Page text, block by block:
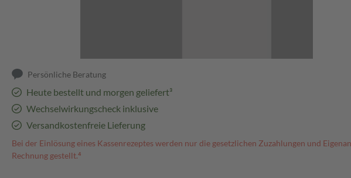
Persönliche Beratung
Heute bestellt und morgen geliefert³
Wechselwirkungscheck inklusive
Versandkostenfreie Lieferung
Bei der Einlösung eines Kassenrezeptes werden nur die gesetzlichen Zuzahlungen und
Rechnung gestellt.⁴